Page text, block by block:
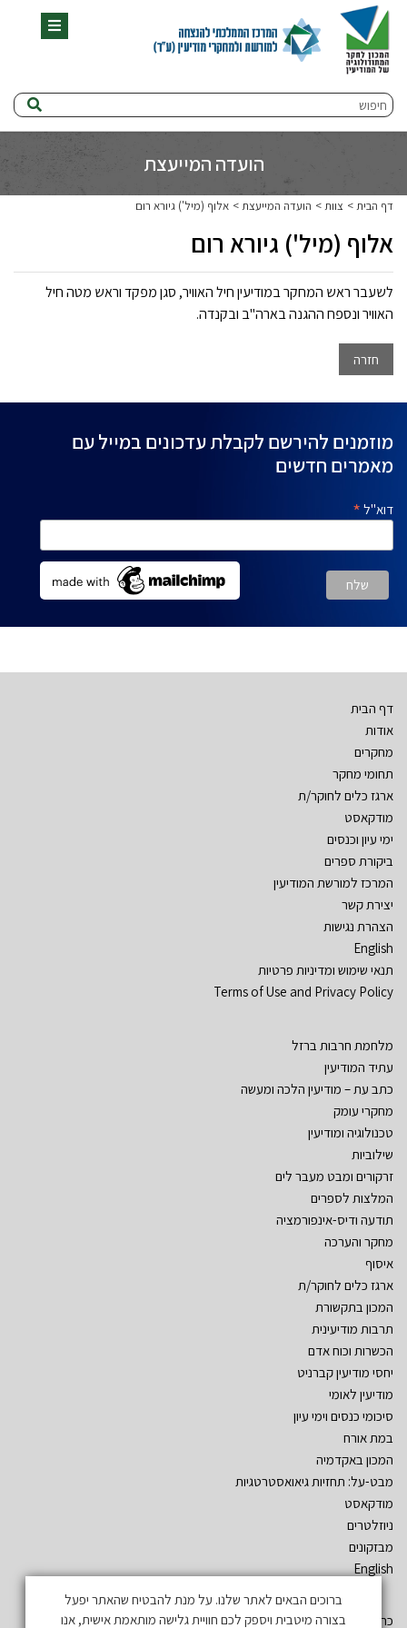
חיפוש
תפריט
הועדה המייעצת
דף הבית צוות הועדה המייעצת אלוף (מיל') גיורא רום
אלוף (מיל') גיורא רום
לשעבר ראש המחקר במודיעין חיל האוויר, סגן מפקד וראש מטה חיל
האוויר ונספח ההגנה בארה"ב ובקנדה.
חזרה
מוזמנים להירשם לקבלת עדכונים במייל עם
מאמרים חדשים
דוא"ל *
דף הבית
אודות
מחקרים
תחומי מחקר
ארגז כלים לחוקר/ת
מודקאסט
ימי עיון וכנסים
ביקורת ספרים
המרכז למורשת המודיעין
יצירת קשר
הצהרת נגישות
English
תנאי שימוש ומדיניות פרטיות
Terms of Use and Privacy Policy
מלחמת חרבות ברזל
עתיד המודיעין
כתב עת – מודיעין הלכה ומעשה
מחקרי עומק
טכנולוגיה ומודיעין
שילוביות
זרקורים ומבט מעבר לים
המלצות לספרים
תודעה ודיס-אינפורמציה
מחקר והערכה
איסוף
ארגז כלים לחוקר/ת
המכון בתקשורת
תרבות מודיעינית
הכשרות וכוח אדם
יחסי מודיעין קברניט
מודיעין לאומי
סיכומי כנסים וימי עיון
במת אורח
המכון באקדמיה
מבט-על: תחזיות גיאואסטרטגיות
מודקאסט
ניוזלטרים
מבזקונים
English
כתובת: שד´ אהרון יריב – גלילות. ת.ד. 3555 רמת השרון 47134
ברוכים הבאים לאתר שלנו. על מנת להבטיח שהאתר יפעל
בצורה מיטבית ויספק לכם חוויית גלישה מותאמת אישית, אנו